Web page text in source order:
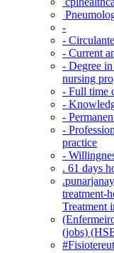
-
- Circulante
- Current
- Degree
nursing
- Full time
-
-
-
practice
-
. 61 days
treatment-
Treatment
(jobs)